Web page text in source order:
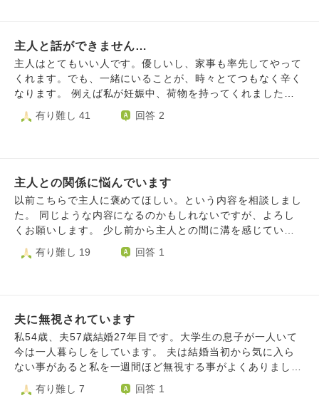
す。
これが本当に夫が発達障害であったとしたら、どうしたらい
いのでしょうか？
主人と話ができません…
主人はとてもいい人です。優しいし、家事も率先してやって
くれます。でも、一緒にいることが、時々とてつもなく辛く
なります。 例えば私が妊娠中、荷物を持ってくれました。
とっても有難かったです。でも「重くて大変だろうから」
と、荷物を持ち黙って先に行ってしまうのです。無くなった
コンビニで総菜パンなどを買ってきます。すると、また言う
ことになります。「仕事前の忙しい中、買ってきてくれるの
は嬉しいけど、行く前に一言言ってほしいな」 先日は子供
が塾に行っている間に雷になり、自習室で待たせてもらって
人が自転車で子供の迎えに行っていました。雷の中を外出す
の側に置きます。子供が蹴散らかしたりして靴下が無くなっ
たりでもすると、主人は怒ります。「出しておいたでしょ
う！」でも私は言います。「子供が自分でできるように、自
分で出させるのはどうかな？」 タオルも換えてくれます。
り、半端に古いタオルばかりとなります。 こういう話しを
有り難し 41 回答 2
主人との関係に悩んでいます
以前こちらで主人に褒めてほしい。という内容を相談しまし
た。 同じような内容になるのかもしれないですが、よろし
くお願いします。 少し前から主人との間に溝を感じていま
す。 主人も仕事が忙しく帰りも深夜になる事もあり疲れて
いたり、イライラしていて不機嫌な事が多いのかなと思うの
話してほしい、嫌な所は直すようにするし無理な所は無理と
いうから、とにかく話し合いたいと何度か伝えてきました
が、主人から何か言われた事はないです。 なので不機嫌な
理由がわからず、仕事なのか、私なのか、子供なのか。 顔
す。 仕事もしっかりして稼いできてくれますし、子供にも
有り難し 19 回答 1
夫に無視されています
私54歳、夫57歳結婚27年目です。大学生の息子が一人いて
今は一人暮らしをしています。 夫は結婚当初から気に入ら
ない事があると私を一週間ほど無視する事がよくありまし
た。息子が中学生の頃は息子の事も1〜2ヶ月無視する事が何
度かあり、その都度私と息子が謝り会話が復活してきまし
有り難し 7 回答 1